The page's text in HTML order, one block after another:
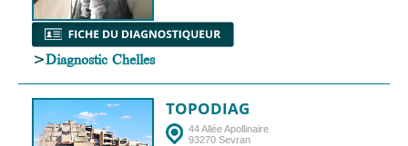
>Diagnostic Chelles
TOPODIAG
44 Allée Apollinaire
93270 Sevran